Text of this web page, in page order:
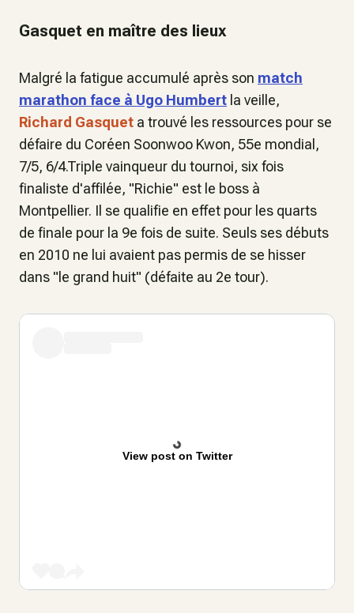
Gasquet en maître des lieux
Malgré la fatigue accumulé après son match
marathon face à Ugo Humbert la veille,
Richard Gasquet a trouvé les ressources pour se
défaire du Coréen Soonwoo Kwon, 55e mondial,
7/5, 6/4.Triple vainqueur du tournoi, six fois
finaliste d'affilée, "Richie" est le boss à
Montpellier. Il se qualifie en effet pour les quarts
de finale pour la 9e fois de suite. Seuls ses débuts
en 2010 ne lui avaient pas permis de se hisser
dans "le grand huit" (défaite au 2e tour).
View post on Twitter